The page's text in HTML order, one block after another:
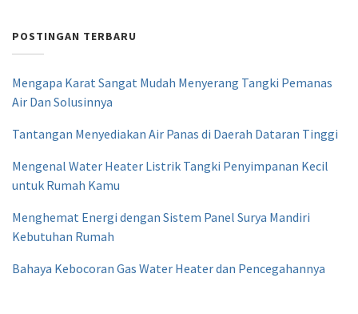
POSTINGAN TERBARU
Mengapa Karat Sangat Mudah Menyerang Tangki Pemanas
Air Dan Solusinnya
Tantangan Menyediakan Air Panas di Daerah Dataran Tinggi
Mengenal Water Heater Listrik Tangki Penyimpanan Kecil
untuk Rumah Kamu
Menghemat Energi dengan Sistem Panel Surya Mandiri
Kebutuhan Rumah
Bahaya Kebocoran Gas Water Heater dan Pencegahannya